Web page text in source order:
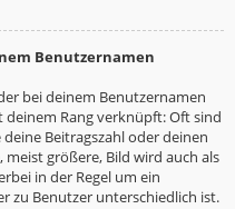
Benutzernamen
bei deinem Benutzernamen
deinem Rang verknüpft: Oft sind
Beitragszahl oder deinen
größere, Bild wird auch als
in der Regel um ein
zu Benutzer unterschiedlich ist.